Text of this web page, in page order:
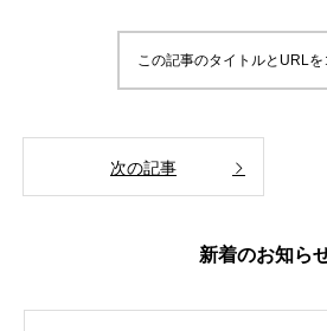
この記事のタイトルとURLを
次の記事
新着のお知ら